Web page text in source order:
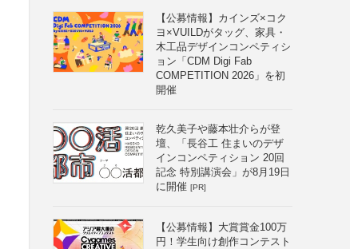
【公募情報】カインズ×コク
ヨ×VUILDがタッグ、家具・
木工品デザインコンペティシ
ョン「CDM Digi Fab
COMPETITION 2026」を初
開催
乾久美子や藤本壮介らが登
壇、「長谷工 住まいのデザ
インコンペティション 20回
記念 特別講演会」が8月19日
に開催 [PR]
【公募情報】大賞賞金100万
円！学生向け創作コンテスト